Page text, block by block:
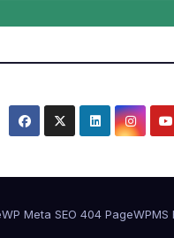
WP Meta SEO 404 PageWPMS